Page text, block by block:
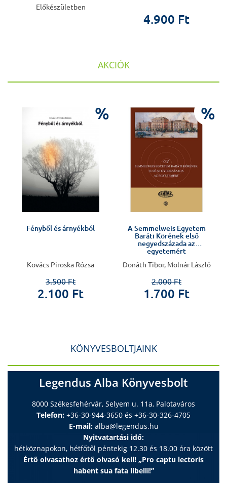
Előkészületben
4.900 Ft
AKCIÓK
%
Fényből és árnyékból
Kovács Piroska Rózsa
3.500 Ft
2.100 Ft
%
A Semmelweis Egyetem
Baráti Körének első
negyedszázada az
egyetemért
Donáth Tibor, Molnár László
2.000 Ft
1.700 Ft
KÖNYVESBOLTJAINK
Legendus Alba Könyvesbolt
8000 Székesfehérvár, Selyem u. 11a, Palotaváros
Telefon: +36-30-944-3650 és +36-30-326-4705
E-mail: alba@legendus.hu
Nyitvatartási idő:
hétköznapokon, hétfőtől péntekig 12.30 és 18.00 óra között
Értő olvasathoz értő olvasó kell! „Pro captu lectoris
habent sua fata libelli!”